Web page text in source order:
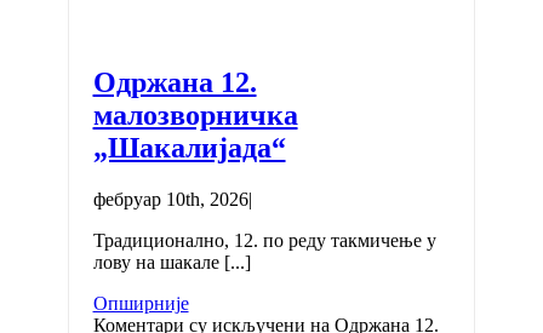
Одржана 12.
малозворничка
„Шакалијада“
фебруар 10th, 2026|
Традиционално, 12. по реду такмичење у
лову на шакале [...]
Опширније
Коментари су искључени на Одржана 12.